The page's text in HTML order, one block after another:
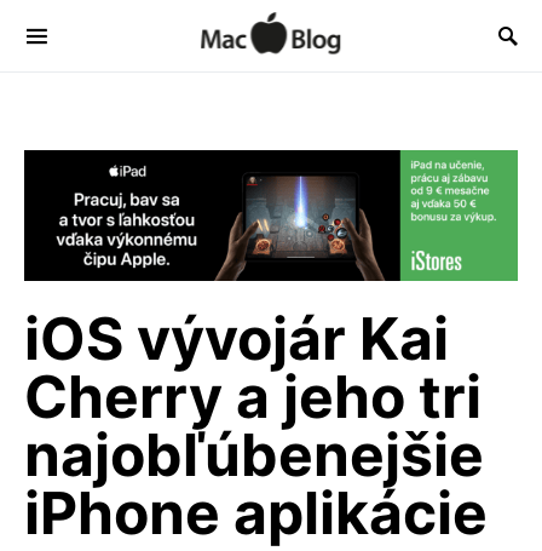
iOS vývojár Kai
Cherry a jeho tri
najobľúbenejšie
iPhone aplikácie